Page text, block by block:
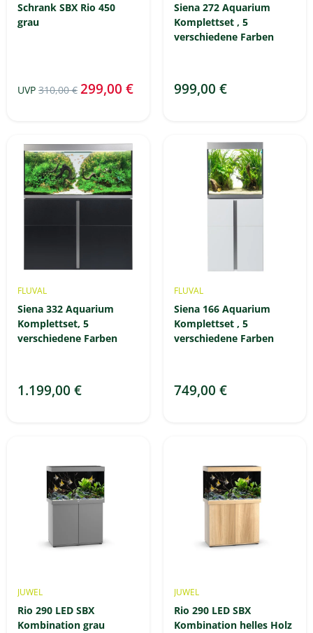
Schrank SBX Rio 450
grau
UVP 310,00 € 299,00 €
Siena 272 Aquarium
Komplettset , 5
verschiedene Farben
999,00 €
FLUVAL
Siena 332 Aquarium
Komplettset, 5
verschiedene Farben
1.199,00 €
FLUVAL
Siena 166 Aquarium
Komplettset , 5
verschiedene Farben
749,00 €
JUWEL
Rio 290 LED SBX
Kombination grau
JUWEL
Rio 290 LED SBX
Kombination helles Holz